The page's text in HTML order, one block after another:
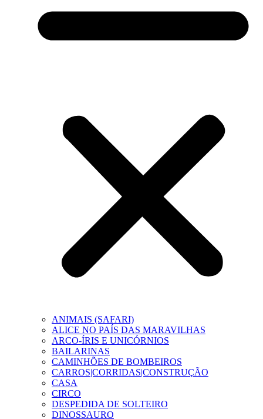
ANIMAIS (SAFARI)
ALICE NO PAÍS DAS MARAVILHAS
ARCO-ÍRIS E UNICÓRNIOS
BAILARINAS
CAMINHÕES DE BOMBEIROS
CARROS|CORRIDAS|CONSTRUÇÃO
CASA
CIRCO
DESPEDIDA DE SOLTEIRO
DINOSSAURO